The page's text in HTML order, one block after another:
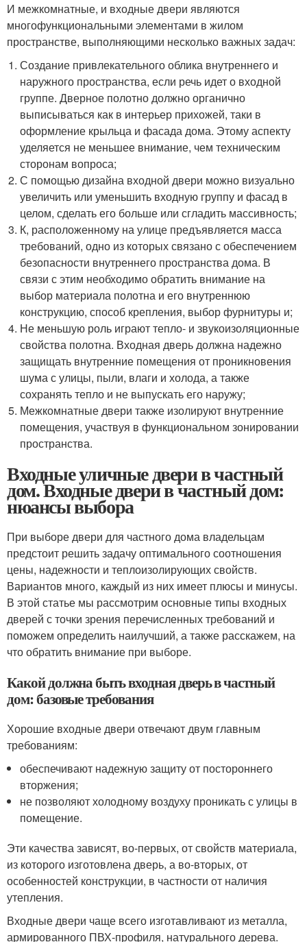
И межкомнатные, и входные двери являются
многофункциональными элементами в жилом
пространстве, выполняющими несколько важных задач:
Создание привлекательного облика внутреннего и
наружного пространства, если речь идет о входной
группе. Дверное полотно должно органично
выписываться как в интерьер прихожей, таки в
оформление крыльца и фасада дома. Этому аспекту
уделяется не меньшее внимание, чем техническим
сторонам вопроса;
С помощью дизайна входной двери можно визуально
увеличить или уменьшить входную группу и фасад в
целом, сделать его больше или сгладить массивность;
К, расположенному на улице предъявляется масса
требований, одно из которых связано с обеспечением
безопасности внутреннего пространства дома. В
связи с этим необходимо обратить внимание на
выбор материала полотна и его внутреннюю
конструкцию, способ крепления, выбор фурнитуры и;
Не меньшую роль играют тепло- и звукоизоляционные
свойства полотна. Входная дверь должна надежно
защищать внутренние помещения от проникновения
шума с улицы, пыли, влаги и холода, а также
сохранять тепло и не выпускать его наружу;
Межкомнатные двери также изолируют внутренние
помещения, участвуя в функциональном зонировании
пространства.
Входные уличные двери в частный
дом. Входные двери в частный дом:
нюансы выбора
При выборе двери для частного дома владельцам
предстоит решить задачу оптимального соотношения
цены, надежности и теплоизолирующих свойств.
Вариантов много, каждый из них имеет плюсы и минусы.
В этой статье мы рассмотрим основные типы входных
дверей с точки зрения перечисленных требований и
поможем определить наилучший, а также расскажем, на
что обратить внимание при выборе.
Какой должна быть входная дверь в частный
дом: базовые требования
Хорошие входные двери отвечают двум главным
требованиям:
обеспечивают надежную защиту от постороннего
вторжения;
не позволяют холодному воздуху проникать с улицы в
помещение.
Эти качества зависят, во-первых, от свойств материала,
из которого изготовлена дверь, а во-вторых, от
особенностей конструкции, в частности от наличия
утепления.
Входные двери чаще всего изготавливают из металла,
армированного ПВХ-профиля, натурального дерева.